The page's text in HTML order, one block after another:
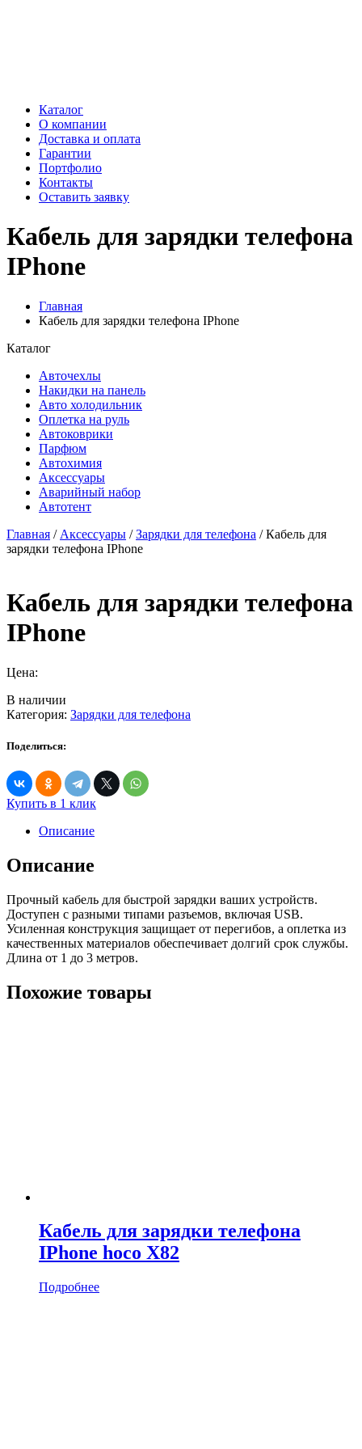
Каталог
О компании
Доставка и оплата
Гарантии
Портфолио
Контакты
Оставить заявку
Кабель для зарядки телефона
IPhone
Главная
Кабель для зарядки телефона IPhone
Каталог
Авточехлы
Накидки на панель
Авто холодильник
Оплетка на руль
Автоковрики
Парфюм
Автохимия
Аксессуары
Аварийный набор
Автотент
Главная / Аксессуары /Зарядки для телефона / Кабель для
зарядки телефона IPhone
Кабель для зарядки телефона
IPhone
Цена:
В наличии
Категория: Зарядки для телефона
Поделиться:
Купить в 1 клик
Описание
Описание
Прочный кабель для быстрой зарядки ваших устройств.
Доступен с разными типами разъемов, включая USB.
Усиленная конструкция защищает от перегибов, а оплетка из
качественных материалов обеспечивает долгий срок службы.
Длина от 1 до 3 метров.
Похожие товары
Кабель для зарядки телефона
IPhone hoco X82
Подробнее